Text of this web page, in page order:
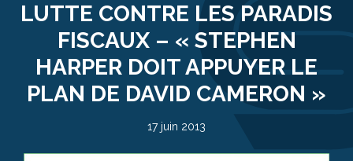
LUTTE CONTRE LES PARADIS
FISCAUX – « STEPHEN
HARPER DOIT APPUYER LE
PLAN DE DAVID CAMERON »
17 juin 2013